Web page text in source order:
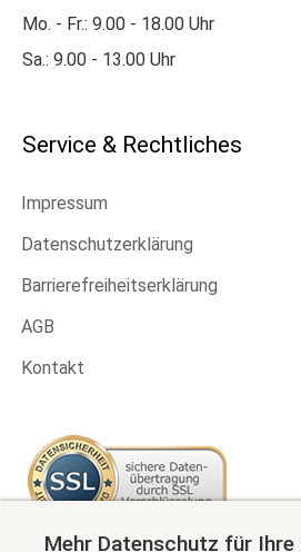
Mo. - Fr.: 9.00 - 18.00 Uhr
Sa.: 9.00 - 13.00 Uhr
Service & Rechtliches
Impressum
Datenschutzerklärung
Barrierefreiheitserklärung
AGB
Kontakt
Mehr Datenschutz für